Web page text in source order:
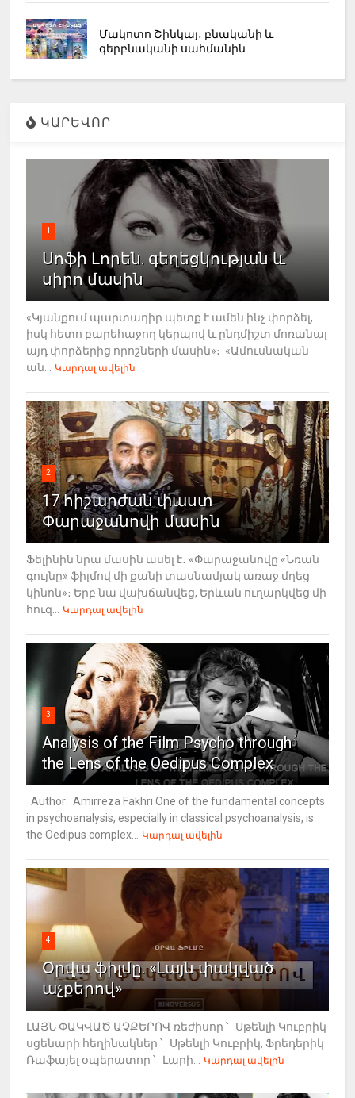
Մակոտո Շինկայ․ բնականի և
գերբնականի սահմանին
ԿԱՐԵՎՈՐ
1
Սոֆի Լորեն. գեղեցկության և
սիրո մասին
«Կյանքում պարտադիր պետք է ամեն ինչ փորձել,
իսկ հետո բարեհաջող կերպով և ընդմիշտ մոռանալ
այդ փորձերից որոշների մասին»։ «Ամուսնական
ան...
Կարդալ ավելին
2
17 հիշարժան փաստ
Փարաջանովի մասին
Ֆելինին նրա մասին ասել է․ «Փարաջանովը «Նռան
գույնը» ֆիլմով մի քանի տասնամյակ առաջ մղեց
կինոն»։ Երբ նա վախճանվեց, Երևան ուղարկվեց մի
հուզ...
Կարդալ ավելին
3
Analysis of the Film Psycho through
the Lens of the Oedipus Complex
Author: Amirreza Fakhri One of the fundamental concepts
in psychoanalysis, especially in classical psychoanalysis, is
the Oedipus complex...
Կարդալ ավելին
4
Օրվա ֆիլմը. «Լայն փակված
աչքերով»
ԼԱՅՆ ՓԱԿՎԱԾ ԱՉՔԵՐՈՎ ռեժիսոր ՝ Սթենլի Կուբրիկ
սցենարի հեղինակներ ՝ Սթենլի Կուբրիկ, Ֆրեդերիկ
Ռաֆայել օպերատոր ՝ Լարի...
Կարդալ ավելին